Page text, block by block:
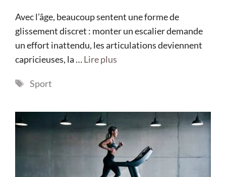
Avec l’âge, beaucoup sentent une forme de
glissement discret : monter un escalier demande
un effort inattendu, les articulations deviennent
capricieuses, la …Lire plus
Étiquettes
Sport